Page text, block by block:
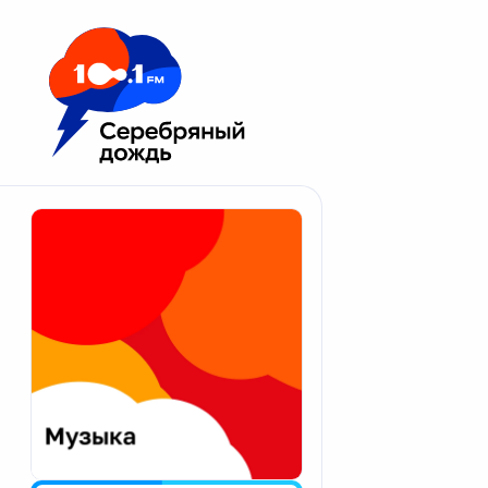
Москва 100.1 FM
Апатиты
Екатеринбург
Калининград
Калуга